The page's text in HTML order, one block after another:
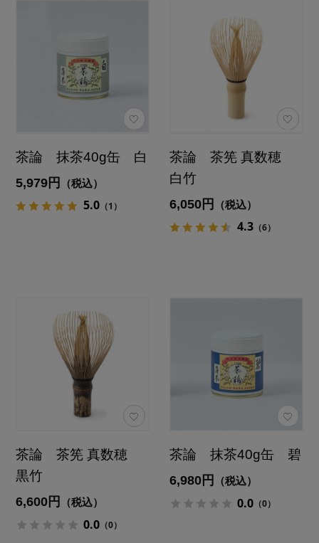
茶論 抹茶40g缶 白
5,979円 （税込）
5.0 （1）
茶論 茶筅 真数穂
白竹
6,050円 （税込）
4.3 （6）
茶論 茶筅 真数穂
黒竹
6,600円 （税込）
0.0 （0）
茶論 抹茶40g缶 碧
6,980円 （税込）
0.0 （0）